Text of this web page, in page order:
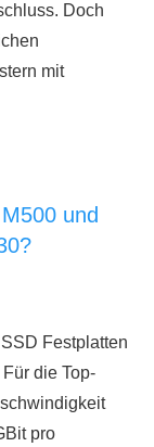
Doch
mit
und
Festplatten
die Top-
pro